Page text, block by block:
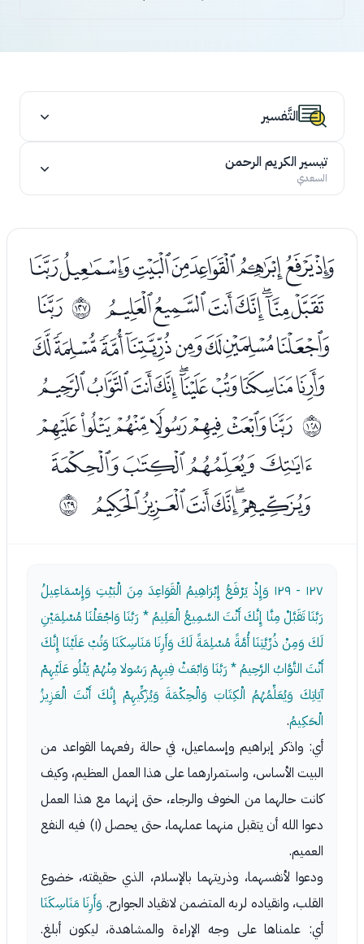
التَّفسير
تيسير الكريم الرحمن
السعدي
ﭑﭒﭓﭔﭕﭖﭗﭘ
ﭙﭚﭛﭜﭝﭞﭟ ﱾ ﭡ
ﭢﭣﭤﭥﭦﭧﭨﭩ
ﭪﭫﭬﭭﭮﭯﭰﭱﭲ
ﱿ ﭴﭵﭶﭷﭸﭹﭺ
ﭻﭼﭽﭾ
ﭿﮀﮁﮂﮃﮄ ﲀ
١٢٧ - ١٢٩
وَإِذْ يَرْفَعُ إِبْرَاهِيمُ الْقَوَاعِدَ مِنَ الْبَيْتِ وَإِسْمَاعِيلُ
رَبَّنَا تَقَبَّلْ مِنَّا إِنَّكَ أَنْتَ السَّمِيعُ الْعَلِيمُ * رَبَّنَا وَاجْعَلْنَا مُسْلِمَيْنِ
لَكَ وَمِنْ ذُرِّيَّتِنَا أُمَّةً مُسْلِمَةً لَكَ وَأَرِنَا مَنَاسِكَنَا وَتُبْ عَلَيْنَا إِنَّكَ
أَنْتَ التَّوَّابُ الرَّحِيمُ * رَبَّنَا وَابْعَثْ فِيهِمْ رَسُولا مِنْهُمْ يَتْلُو عَلَيْهِمْ
آيَاتِكَ وَيُعَلِّمُهُمُ الْكِتَابَ وَالْحِكْمَةَ وَيُزَكِّيهِمْ إِنَّكَ أَنْتَ الْعَزِيزُ
الْحَكِيمُ.
أي: واذكر إبراهيم وإسماعيل، في حالة رفعهما القواعد من
البيت الأساس، واستمرارهما على هذا العمل العظيم، وكيف
كانت حالهما من الخوف والرجاء، حتى إنهما مع هذا العمل
دعوا الله أن يتقبل منهما عملهما، حتى يحصل (١) فيه النفع
العميم.
ودعوا لأنفسهما، وذريتهما بالإسلام، الذي حقيقته، خضوع
القلب، وانقياده لربه المتضمن لانقياد الجوارح. وَأَرِنَا مَنَاسِكَنَا
أي: علمناها على وجه الإراءة والمشاهدة، ليكون أبلغ.